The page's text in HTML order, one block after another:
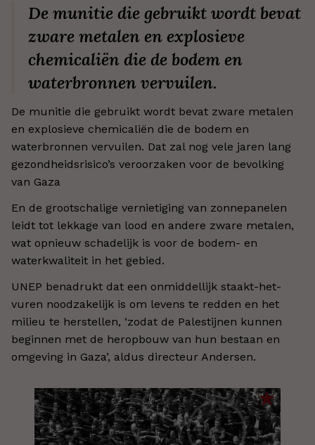
De munitie die gebruikt wordt bevat
zware metalen en explosieve
chemicaliën die de bodem en
waterbronnen vervuilen.
De munitie die gebruikt wordt bevat zware metalen
en explosieve chemicaliën die de bodem en
waterbronnen vervuilen. Dat zal nog vele jaren lang
gezondheidsrisico’s veroorzaken voor de bevolking
van Gaza
En de grootschalige vernietiging van zonnepanelen
leidt tot lekkage van lood en andere zware metalen,
wat opnieuw schadelijk is voor de bodem- en
waterkwaliteit in het gebied.
UNEP benadrukt dat een onmiddellijk staakt-het-
vuren noodzakelijk is om levens te redden en het
milieu te herstellen, ‘zodat de Palestijnen kunnen
beginnen met de heropbouw van hun bestaan en
omgeving in Gaza’, aldus directeur Andersen.